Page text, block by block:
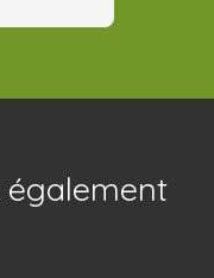
également